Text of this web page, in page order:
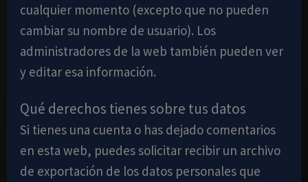
cualquier momento (excepto que no pueden
cambiar su nombre de usuario). Los
administradores de la web también pueden ver
y editar esa información.
Qué derechos tienes sobre tus datos
Si tienes una cuenta o has dejado comentarios
en esta web, puedes solicitar recibir un archivo
de exportación de los datos personales que